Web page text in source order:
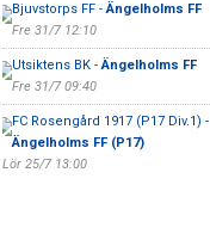
Bjuvstorps FF -Ängelholms FF
Fre 31/7 12:10
Utsiktens BK -Ängelholms FF
Fre 31/7 09:40
FC Rosengård 1917 (P17 Div.1) -
Ängelholms FF (P17)
Lör 25/7 13:00